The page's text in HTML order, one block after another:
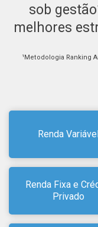
sob
melhores
¹Metodologia Ranking
Renda
Renda Fixa e
Privado